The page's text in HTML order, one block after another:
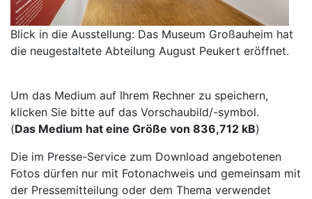
Blick in die Ausstellung: Das Museum Großauheim hat
die neugestaltete Abteilung August Peukert eröffnet.
Um das Medium auf Ihrem Rechner zu speichern,
klicken Sie bitte auf das Vorschaubild/-symbol.
(Das Medium hat eine Größe von 836,712 kB)
Die im Presse-Service zum Download angebotenen
Fotos dürfen nur mit Fotonachweis und gemeinsam mit
der Pressemitteilung oder dem Thema verwendet